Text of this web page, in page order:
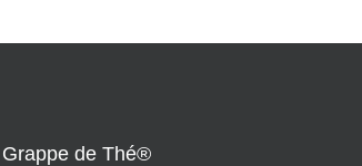
Grappe de Thé®